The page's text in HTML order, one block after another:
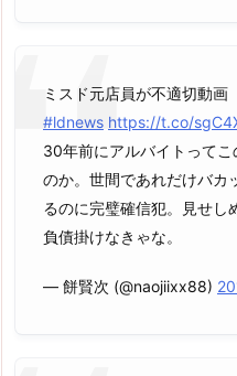
ミスド元店員が不適切動
#ldnews https://t.co/
30年前にアルバイトって
のか。世間であれだけバカ
るのに完璧確信犯。見せし
負債掛けなきゃな。
— 餅賢次 (@naojiixx88)